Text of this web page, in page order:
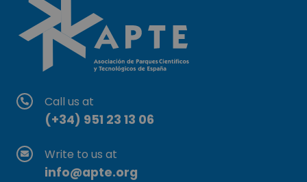
Call us at
(+34) 951 23 13 06
Write to us at
info@apte.org